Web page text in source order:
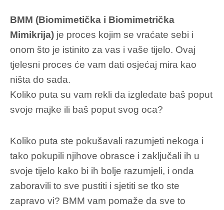
BMM (Biomimetička i Biomimetrička
Mimikrija) je proces kojim se vraćate sebi i
onom što je istinito za vas i vaše tijelo. Ovaj
tjelesni proces će vam dati osjećaj mira kao
ništa do sada.
Koliko puta su vam rekli da izgledate baš poput
svoje majke ili baš poput svog oca?
Koliko puta ste pokušavali razumjeti nekoga i
tako pokupili njihove obrasce i zaključali ih u
svoje tijelo kako bi ih bolje razumjeli, i onda
zaboravili to sve pustiti i sjetiti se tko ste
zapravo vi? BMM vam pomaže da sve to